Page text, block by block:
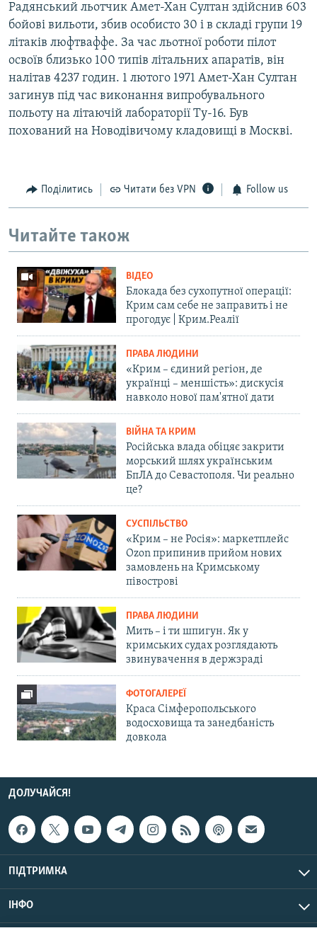
Радянський льотчик Амет-Хан Султан здійснив 603
бойові вильоти, збив особисто 30 і в складі групи 19
літаків люфтваффе. За час льотної роботи пілот
освоїв близько 100 типів літальних апаратів, він
налітав 4237 годин. 1 лютого 1971 Амет-Хан Султан
загинув під час виконання випробувального
польоту на літаючій лабораторії Ту-16. Був
похований на Новодівичому кладовищі в Москві.
Поділитись Читати без VPN Follow us
Читайте також
ВІДЕО
Блокада без сухопутної операції:
Крим сам себе не заправить і не
прогодує | Крим.Реалії
ПРАВА ЛЮДИНИ
«Крим – єдиний регіон, де
українці – меншість»: дискусія
навколо нової пам'ятної дати
ВІЙНА ТА КРИМ
Російська влада обіцяє закрити
морський шлях українським
БпЛА до Севастополя. Чи реально
це?
СУСПІЛЬСТВО
«Крим – не Росія»: маркетплейс
Ozon припинив прийом нових
замовлень на Кримському
півострові
ПРАВА ЛЮДИНИ
Мить – і ти шпигун. Як у
кримських судах розглядають
звинувачення в держзраді
ФОТОГАЛЕРЕЇ
Краса Сімферопольського
водосховища та занедбаність
довкола
ДОЛУЧАЙСЯ!
ПІДТРИМКА
ІНФО